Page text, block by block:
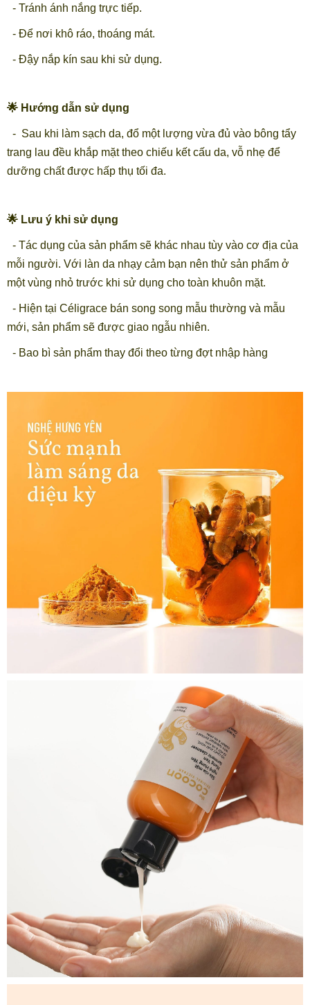
- Tránh ánh nắng trực tiếp.
- Để nơi khô ráo, thoáng mát.
- Đậy nắp kín sau khi sử dụng.
🌟 Hướng dẫn sử dụng
- Sau khi làm sạch da, đổ một lượng vừa đủ vào bông tẩy
trang lau đều khắp mặt theo chiếu kết cấu da, vỗ nhẹ để
dưỡng chất được hấp thụ tối đa.
🌟 Lưu ý khi sử dụng
- Tác dụng của sản phẩm sẽ khác nhau tùy vào cơ địa của
mỗi người. Với làn da nhạy cảm bạn nên thử sản phẩm ở
một vùng nhỏ trước khi sử dụng cho toàn khuôn mặt.
- Hiện tại Céligrace bán song song mẫu thường và mẫu
mới, sản phẩm sẽ được giao ngẫu nhiên.
- Bao bì sản phẩm thay đổi theo từng đợt nhập hàng